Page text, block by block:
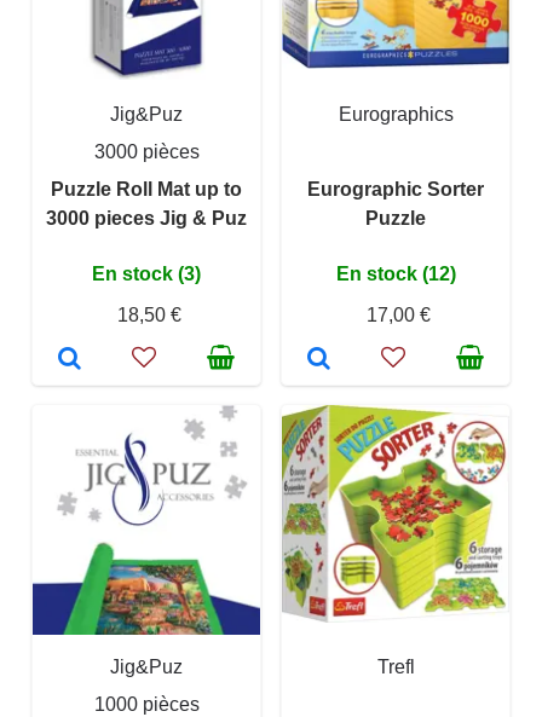
Jig&Puz
3000 pièces
Puzzle Roll Mat up to
3000 pieces Jig & Puz
En stock (3)
18,50 €
Eurographics
Eurographic Sorter
Puzzle
En stock (12)
17,00 €
Jig&Puz
1000 pièces
Trefl